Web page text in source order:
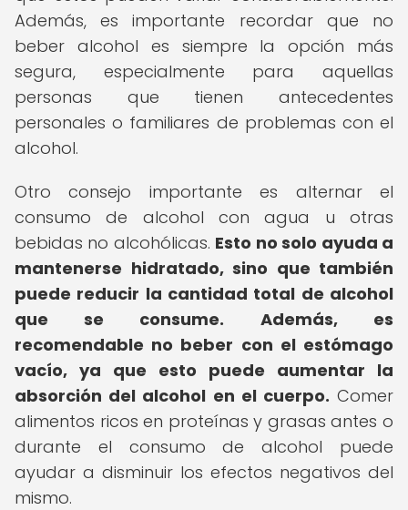
Además, es importante recordar que no
beber alcohol es siempre la opción más
segura, especialmente para aquellas
personas que tienen antecedentes
personales o familiares de problemas con el
alcohol.
Otro consejo importante es alternar el
consumo de alcohol con agua u otras
bebidas no alcohólicas. Esto no solo ayuda a
mantenerse hidratado, sino que también
puede reducir la cantidad total de alcohol
que se consume.
Además, es
recomendable no beber con el estómago
vacío, ya que esto puede aumentar la
absorción del alcohol en el cuerpo. Comer
alimentos ricos en proteínas y grasas antes o
durante el consumo de alcohol puede
ayudar a disminuir los efectos negativos del
mismo.